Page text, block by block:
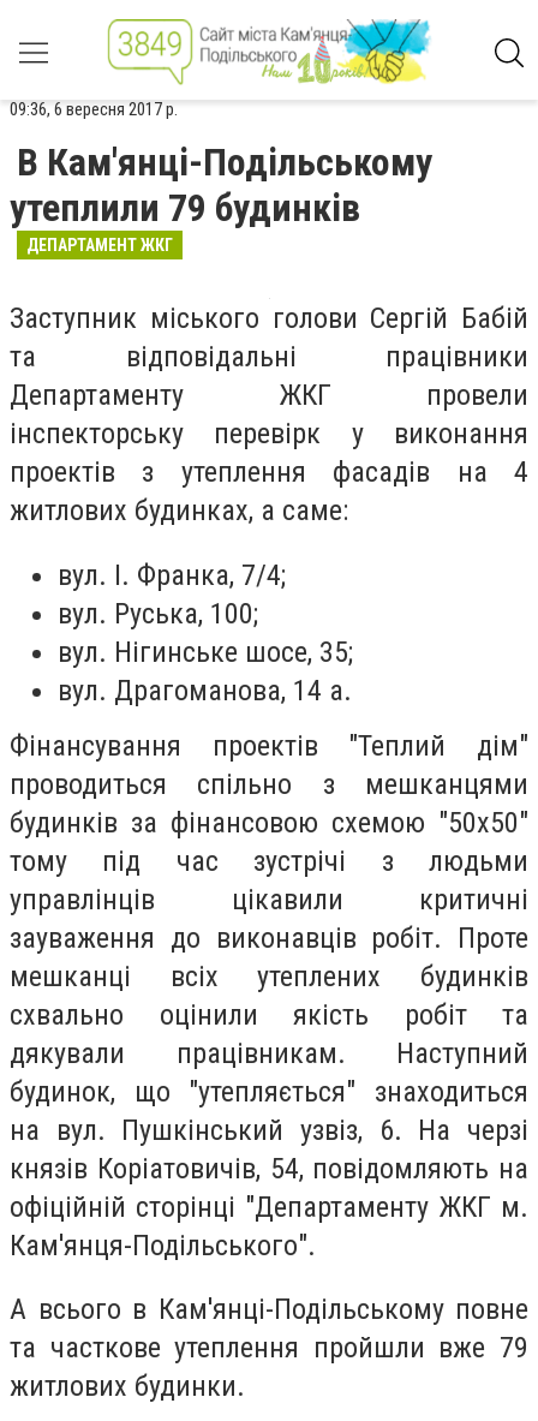
09:36, 6 вересня 2017 р.
В Кам'янці-Подільському
утеплили 79 будинків
ДЕПАРТАМЕНТ ЖКГ
Заступник міського голови Сергій Бабій
та відповідальні працівники
Департаменту ЖКГ провели
інспекторську перевірк у виконання
проектів з утеплення фасадів на 4
житлових будинках, а саме:
вул. І. Франка, 7/4;
вул. Руська, 100;
вул. Нігинське шосе, 35;
вул. Драгоманова, 14 а.
Фінансування проектів "Теплий дім"
проводиться спільно з мешканцями
будинків за фінансовою схемою "50х50"
тому під час зустрічі з людьми
управлінців цікавили критичні
зауваження до виконавців робіт. Проте
мешканці всіх утеплених будинків
схвально оцінили якість робіт та
дякували працівникам. Наступний
будинок, що "утепляється" знаходиться
на вул. Пушкінський узвіз, 6. На черзі
князів Коріатовичів, 54, повідомляють на
офіційній сторінці "Департаменту ЖКГ м.
Кам'янця-Подільського".
А всього в Кам'янці-Подільському повне
та часткове утеплення пройшли вже 79
житлових будинки.